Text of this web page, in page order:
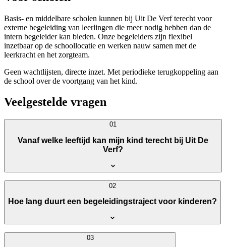
Basis- en middelbare scholen kunnen bij Uit De Verf terecht voor
externe begeleiding van leerlingen die meer nodig hebben dan de
intern begeleider kan bieden. Onze begeleiders zijn flexibel
inzetbaar op de schoollocatie en werken nauw samen met de
leerkracht en het zorgteam.
Geen wachtlijsten, directe inzet. Met periodieke terugkoppeling aan
de school over de voortgang van het kind.
Veelgestelde vragen
01
Vanaf welke leeftijd kan mijn kind terecht bij Uit De
Verf?
02
Hoe lang duurt een begeleidingstraject voor kinderen?
03